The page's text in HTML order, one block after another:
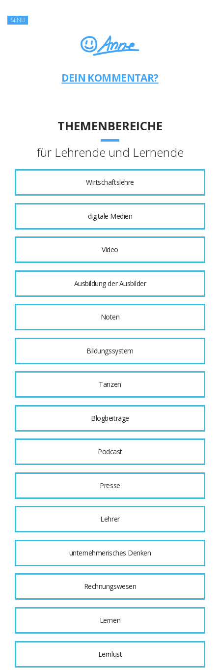
DEIN KOMMENTAR?
THEMENBEREICHE
für Lehrende und Lernende
Wirtschaftslehre
digitale Medien
Video
Ausbildung der Ausbilder
Noten
Bildungssystem
Tanzen
Blogbeiträge
Podcast
Presse
Lehrer
unternehmerisches Denken
Rechnungswesen
Lernen
Lernlust